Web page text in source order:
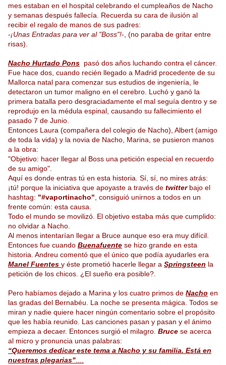
mes estaban en el hospital celebrando el cumpleaños de Nacho
y semanas después fallecía. Recuerda su cara de ilusión al
recibir el regalo de manos de sus padres:
-¡Unas Entradas para ver al "Boss"!-, (no paraba de gritar entre
risas).
Nacho Hurtado Pons pasó dos años luchando contra el cáncer.
Fue hace dos, cuando recién llegado a Madrid procedente de su
Mallorca natal para comenzar sus estudios de ingeniería, le
detectaron un tumor maligno en el cerebro. Luchó y ganó la
primera batalla pero desgraciadamente el mal seguía dentro y se
reprodujo en la médula espinal, causando su fallecimiento el
pasado 7 de Junio.
Entonces Laura (compañera del colegio de Nacho), Albert (amigo
de toda la vida) y la novia de Nacho, Marina, se pusieron manos
a la obra:
"Objetivo: hacer llegar al Boss una petición especial en recuerdo
de su amigo".
Aquí es donde entras tú en esta historia. Sí, sí, no mires atrás:
¡tú! porque la iniciativa que apoyaste a través de twitterbajo el
hashtag: "#vaportinacho" , consiguió unirnos a todos en un
frente común: esta causa.
Todo el mundo se movilizó. El objetivo estaba más que cumplido:
no olvidar a Nacho.
Al menos intentarían llegar a Bruce aunque eso era muy difícil.
Entonces fue cuando Buenafuente se hizo grande en esta
historia. Andreu comentó que el único que podía ayudarles era
Manel Fuentes y éste prometió hacerle llegar a Springsteen la
petición de los chicos. ¿El sueño era posible?.
Pero habíamos dejado a Marina y los cuatro primos de Nacho en
las gradas del Bernabéu. La noche se presenta mágica. Todos se
miran y nadie quiere hacer ningún comentario sobre el propósito
que les había reunido. Las canciones pasan y pasan y el ánimo
empieza a decaer. Entonces surgió el milagro. Bruce se acerca
al micro y pronuncia unas palabras:
“Queremos dedicar este tema a Nacho y su familia. Está en
nuestras plegarias"